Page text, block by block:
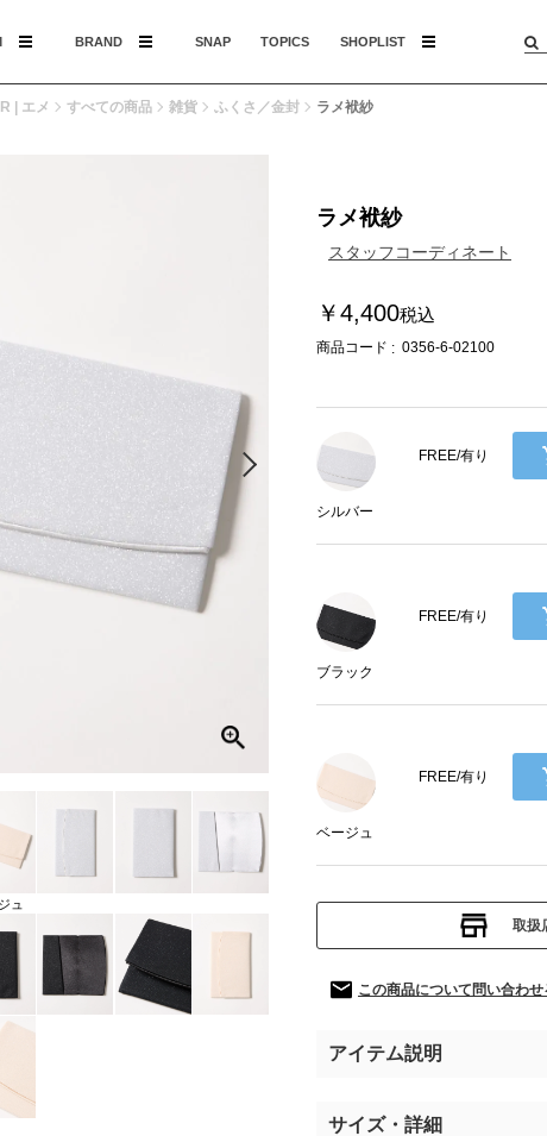
BRAND SNAP TOPICS SHOPLIST
| エメ すべての商品 雑貨 ふくさ／金封 ラメ袱紗
ュ
ラメ袱紗
スタッフコーディネート
￥4,400税込
商品コード 0356-6-02100
シルバー
FREE/有り
ブラック
FREE/有り
ベージュ
FREE/有り
取扱
この商品について問い合わせ
アイテム説明
サイズ・詳細